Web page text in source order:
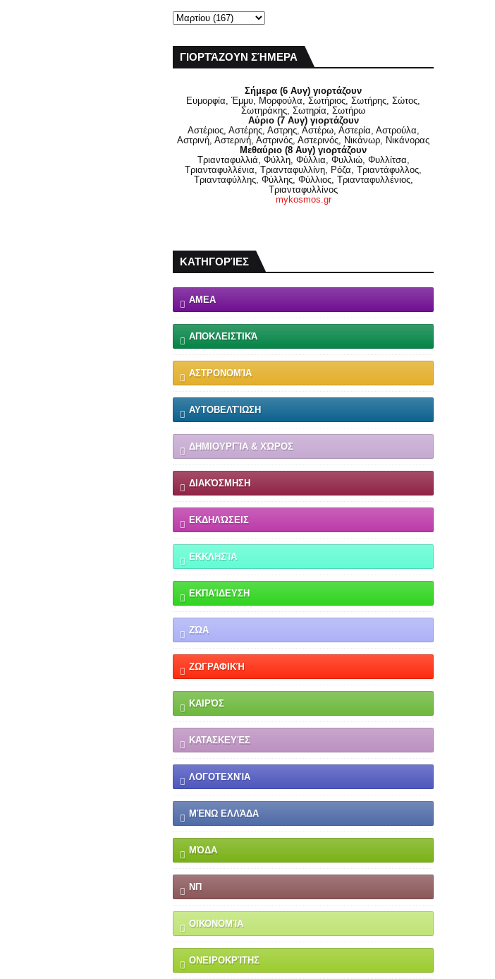
ΓΙΟΡΤΆΖΟΥΝ ΣΉΜΕΡΑ
Σήμερα (6 Αυγ) γιορτάζουν
Ευμορφία, Έμμυ, Μορφούλα, Σωτήριος, Σωτήρης, Σώτος,
Σωτηράκης, Σωτηρία, Σωτήρω
Αύριο (7 Αυγ) γιορτάζουν
Αστέριος, Αστέρης, Αστρης, Αστέρω, Αστερία, Αστρούλα,
Αστρινή, Αστερινή, Αστρινός, Αστερινός, Νικάνωρ, Νικάνορας
Μεθαύριο (8 Αυγ) γιορτάζουν
Τριανταφυλλιά, Φύλλη, Φύλλια, Φυλλιώ, Φυλλίτσα,
Τριανταφυλλένια, Τριανταφυλλίνη, Ρόζα, Τριαντάφυλλος,
Τριανταφύλλης, Φύλλης, Φύλλιος, Τριανταφυλλένιος,
Τριανταφυλλίνος
mykosmos.gr
ΚΑΤΗΓΟΡΊΕΣ
ΑΜΕΑ
ΑΠΟΚΛΕΙΣΤΙΚΆ
ΑΣΤΡΟΝΟΜΊΑ
ΑΥΤΟΒΕΛΤΊΩΣΗ
ΔΗΜΙΟΥΡΓΊΑ & ΧΏΡΟΣ
ΔΙΑΚΌΣΜΗΣΗ
ΕΚΔΗΛΏΣΕΙΣ
ΕΚΚΛΗΣΊΑ
ΕΚΠΑΊΔΕΥΣΗ
ΖΏΑ
ΖΩΓΡΑΦΙΚΉ
ΚΑΙΡΌΣ
ΚΑΤΑΣΚΕΥΈΣ
ΛΟΓΟΤΕΧΝΊΑ
ΜΈΝΩ ΕΛΛΆΔΑ
ΜΌΔΑ
ΝΠ
ΟΙΚΟΝΟΜΊΑ
ΟΝΕΙΡΟΚΡΊΤΗΣ